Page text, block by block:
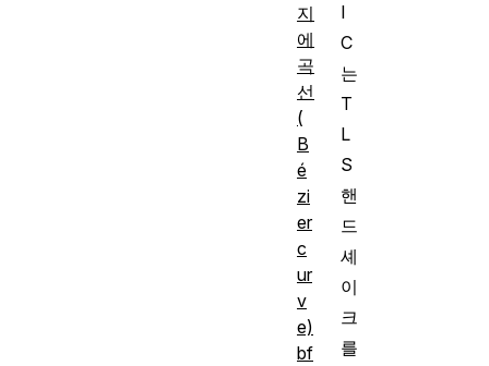
I
C
는
T
L
S
핸
드
셰
이
크
를
지
에
곡
선
(
B
é
zi
er
c
ur
v
e)
bf